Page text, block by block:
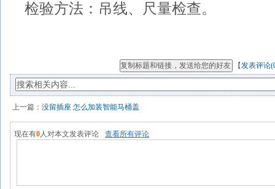
检验方法：吊线、尺量检查。
【发表评论(
上一篇： 没留插座 怎么加装智能马桶盖
现在有0人对本文发表评论 查看所有评论